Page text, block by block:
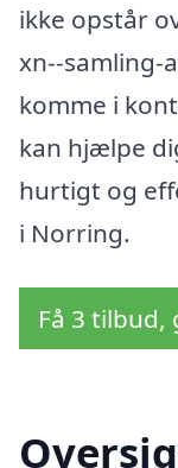
ikke opstår
xn--samling-
komme i
kan hjælpe
hurtigt og
i Norring.
Få 3